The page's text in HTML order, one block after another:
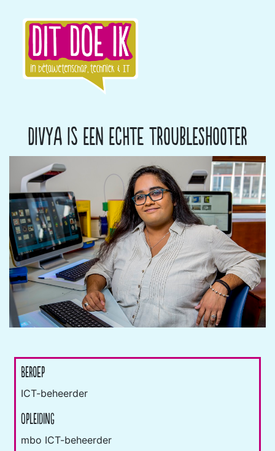
Divya is een echte troubles­hooter
Beroep
ICT-beheerder
Opleiding
mbo ICT-beheerder